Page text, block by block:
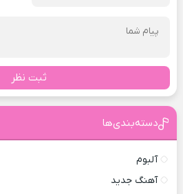
ثبت نظر
دسته‌بندی‌ها
آلبوم
آهنگ جدید